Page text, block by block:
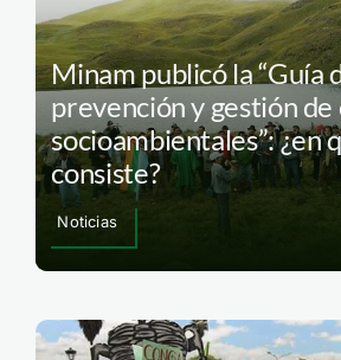
Minam publicó la “Guía
prevención y gestión
socioambientales”: ¿en
consiste?
Noticias